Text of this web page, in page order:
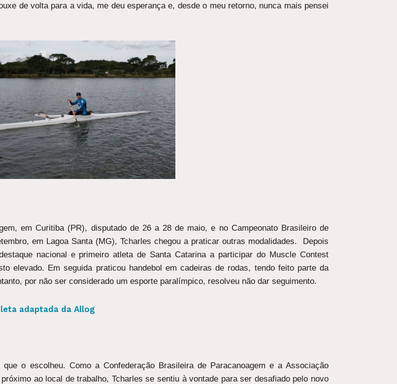
de volta para a vida, me deu esperança e, desde o meu retorno, nunca mais pensei
em Curitiba (PR), disputado de 26 a 28 de maio, e no Campeonato Brasileiro de
em Lagoa Santa (MG), Tcharles chegou a praticar outras modalidades. Depois
nacional e primeiro atleta de Santa Catarina a participar do Muscle Contest
elevado. Em seguida praticou handebol em cadeiras de rodas, tendo feito parte da
por não ser considerado um esporte paralímpico, resolveu não dar seguimento.
adaptada da Allog
o escolheu. Como a Confederação Brasileira de Paracanoagem e a Associação
ao local de trabalho, Tcharles se sentiu à vontade para ser desafiado pelo novo